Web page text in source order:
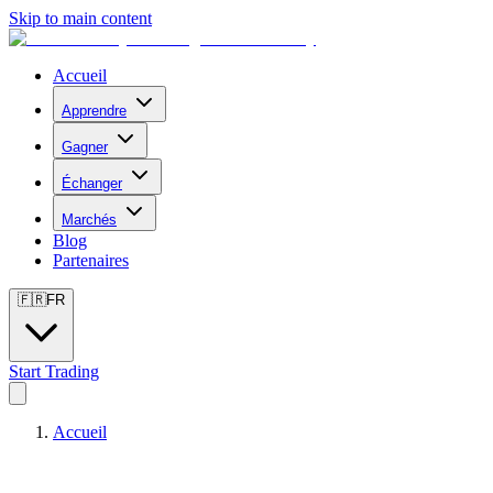
Skip to main content
Accueil
Apprendre
Gagner
Échanger
Marchés
Blog
Partenaires
🇫🇷FR
Start Trading
Accueil